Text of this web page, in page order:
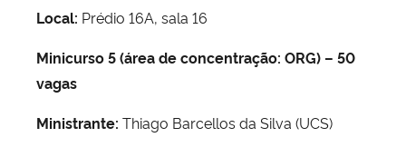
Local: Prédio 16A, sala 16
Minicurso 5 (área de concentração: ORG) – 50
vagas
Ministrante: Thiago Barcellos da Silva (UCS)